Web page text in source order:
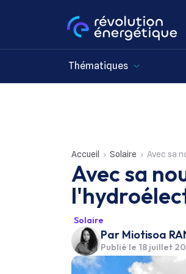
Thématiques
Accueil Solaire Avec sa
Avec sa
Solaire
Par Miotisoa
Publié le 18 juillet